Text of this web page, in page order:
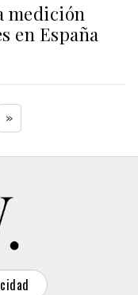
medición
en España
»